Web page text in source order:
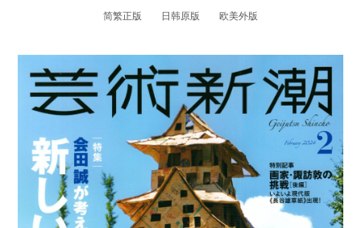
简繁正版 日韩原版 欧美外版